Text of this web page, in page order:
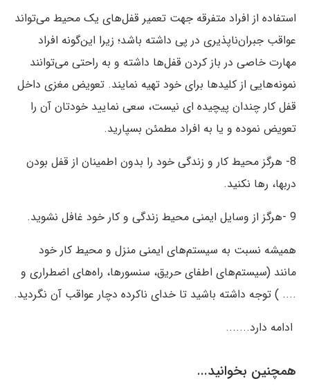
استفاده از افراد متفرقه جهت تعمیر قفل‏‌های یک محیط می‏‌تواند
عواقب جبران‌ناپذیری در پی داشته باشد؛ زیرا این‏‌گونه ‌‌‌‏افراد
مهارت خاصی در باز کردن قفل‏‌ها داشته و به‏ راحتی می‏‌توانند
نمونه‏‌هایی از کلیدها برای خود تهیه نمایند. تعویض مغزی داخل
قفل کار چندان پیچیده ای نیست، سعی نمایید خودتان آن را
تعویض نموده و یا به افراد مطمئن بسپارید.
8- هرگز محیط کار و زندگی خود را بدون اطمینان از قفل بودن
درب‏ها، رها نکنید.
همیشه نسبت به سیستم‏‌های ایمنی منزل و محیط کار خود
مانند (سیستم‏‌های اطفای حریق، سنسورها، راه‏‌های اضطراری و
.... ) ‌توجه داشته باشید تا خدای ناکرده دچار عواقب آن نگردید.
ادامه دارد.......‌
همچنین بخوانید...